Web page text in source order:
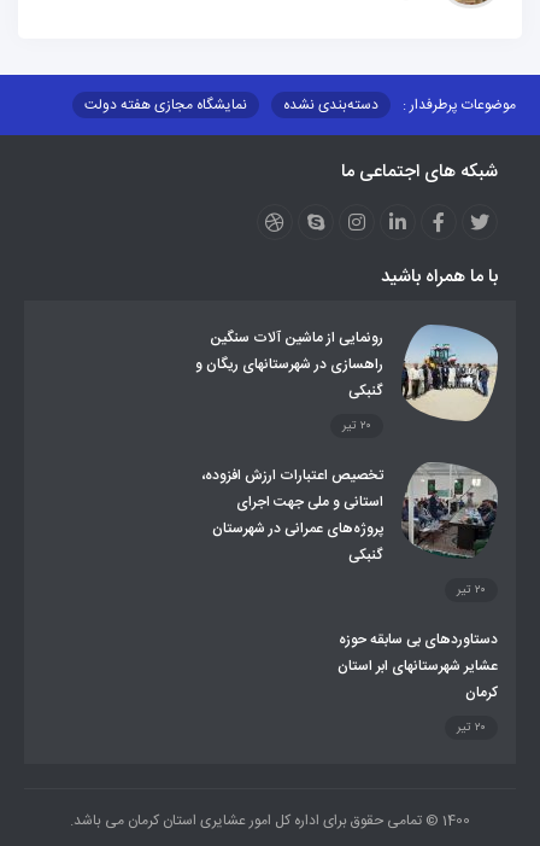
موضوعات پرطرفدار : دسته‌بندی نشده
نمایشگاه مجازی هفته دولت
مزایدات و مناقصات
محتوای کانون توسعه
عملکردها
عشایر استان
طرح و برنامه
روند ساماندهی عشایر داوطلب اسکان
تشکیلات اداری
شبکه های اجتماعی ما
با ما همراه باشید
رونمایی از ماشین آلات سنگین
راهسازی در شهرستانهای ریگان و
گنبکی
۲۰ تیر
تخصیص اعتبارات ارزش افزوده،
استانی و ملی جهت اجرای
پروژه‌های عمرانی در شهرستان
گنبکی
۲۰ تیر
دستاوردهای بی سابقه حوزه
عشایر شهرستانهای ابر استان
کرمان
۲۰ تیر
1400 © تمامی حقوق برای اداره کل امور عشایری استان کرمان می باشد.